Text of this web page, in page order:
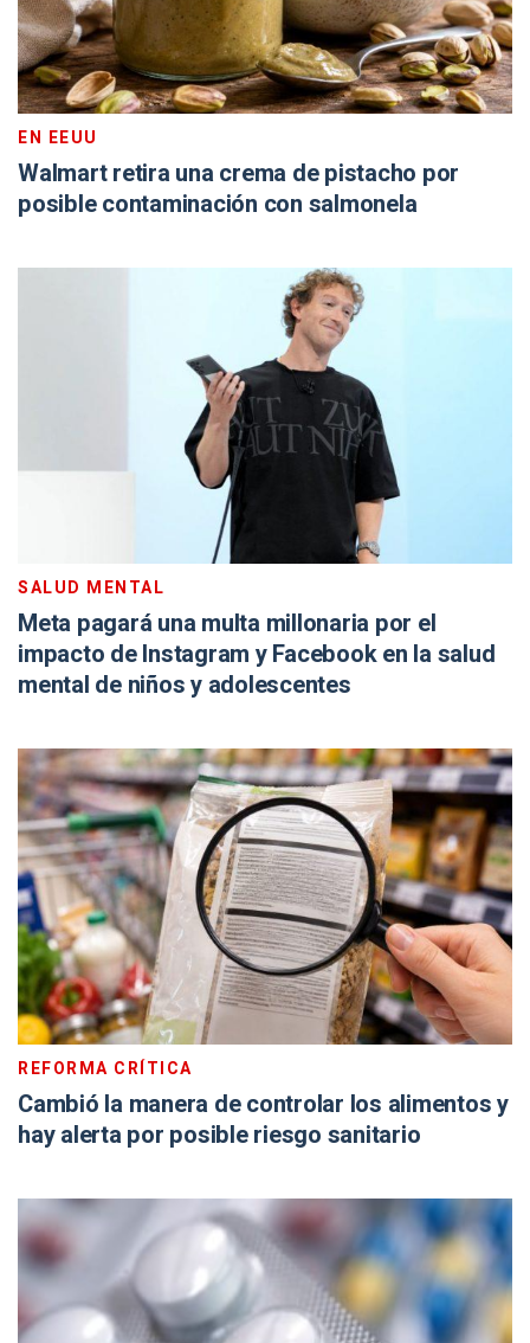
EN EEUU
Walmart retira una crema de pistacho por
posible contaminación con salmonela
SALUD MENTAL
Meta pagará una multa millonaria por el
impacto de Instagram y Facebook en la salud
mental de niños y adolescentes
REFORMA CRÍTICA
Cambió la manera de controlar los alimentos y
hay alerta por posible riesgo sanitario